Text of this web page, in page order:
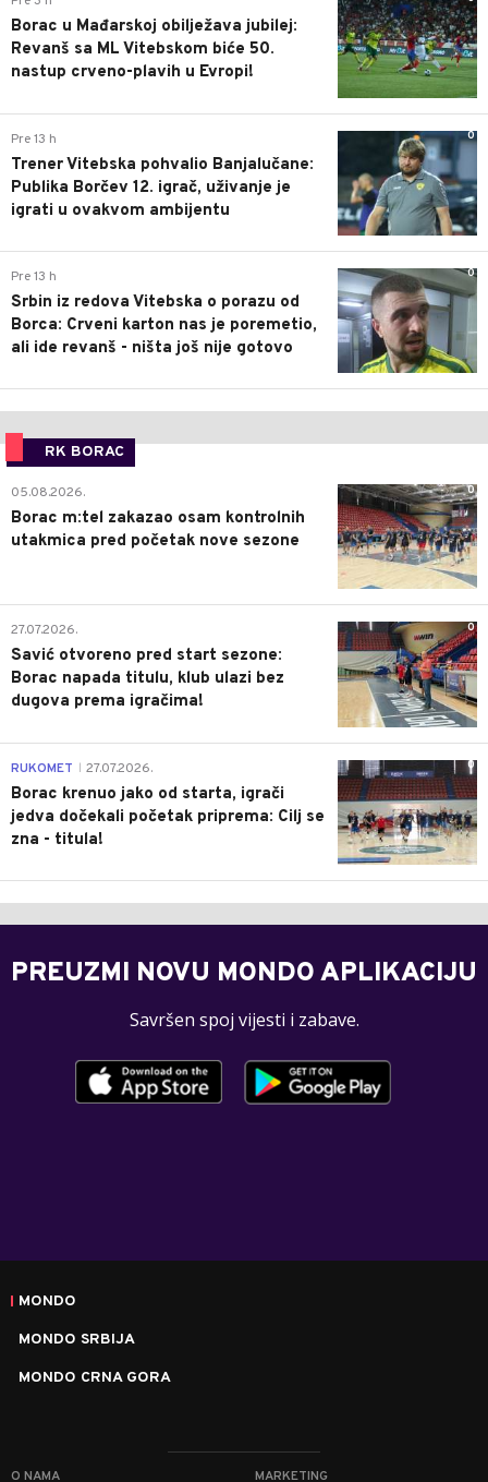
Borac u Mađarskoj obilježava jubilej:
Revanš sa ML Vitebskom biće 50.
nastup crveno-plavih u Evropi!
0
Pre 13 h
Trener Vitebska pohvalio Banjalučane:
Publika Borčev 12. igrač, uživanje je
igrati u ovakvom ambijentu
0
Pre 13 h
Srbin iz redova Vitebska o porazu od
Borca: Crveni karton nas je poremetio,
ali ide revanš - ništa još nije gotovo
RK BORAC
0
05.08.2026.
Borac m:tel zakazao osam kontrolnih
utakmica pred početak nove sezone
0
27.07.2026.
Savić otvoreno pred start sezone:
Borac napada titulu, klub ulazi bez
dugova prema igračima!
0
RUKOMET 27.07.2026.
Borac krenuo jako od starta, igrači
jedva dočekali početak priprema: Cilj se
zna - titula!
PREUZMI NOVU MONDO APLIKACIJU
Savršen spoj vijesti i zabave.
MONDO
MONDO SRBIJA
MONDO CRNA GORA
O NAMA MARKETING